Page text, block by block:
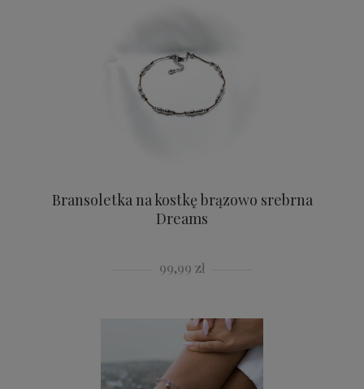
Bransoletka na kostkę brązowo srebrna
Dreams
99,99 zł